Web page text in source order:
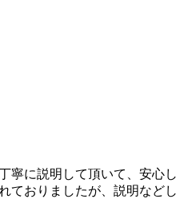
寧に説明して頂いて、安心し
ておりましたが、説明などし